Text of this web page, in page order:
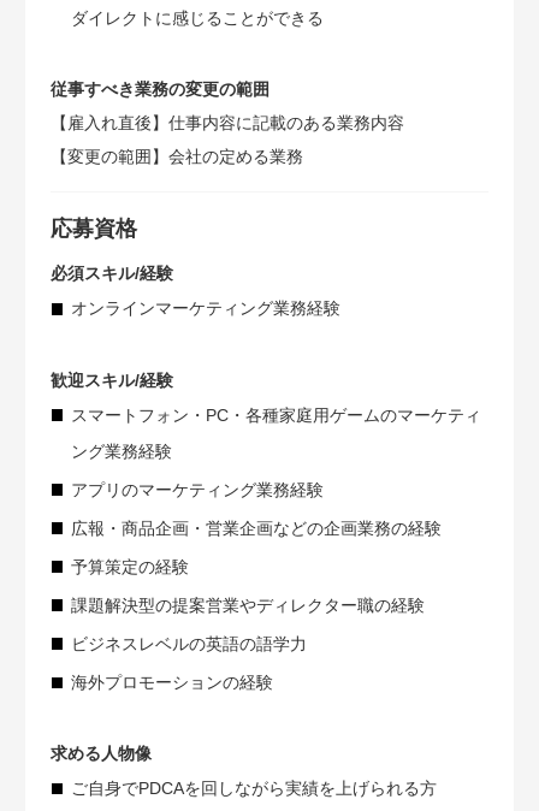
ダイレクトに感じることができる
従事すべき業務の変更の範囲
【雇入れ直後】仕事内容に記載のある業務内容
【変更の範囲】会社の定める業務
応募資格
必須スキル/経験
オンラインマーケティング業務経験
歓迎スキル/経験
スマートフォン・PC・各種家庭用ゲームのマーケティ
ング業務経験
アプリのマーケティング業務経験
広報・商品企画・営業企画などの企画業務の経験
予算策定の経験
課題解決型の提案営業やディレクター職の経験
ビジネスレベルの英語の語学力
海外プロモーションの経験
求める人物像
ご自身でPDCAを回しながら実績を上げられる方